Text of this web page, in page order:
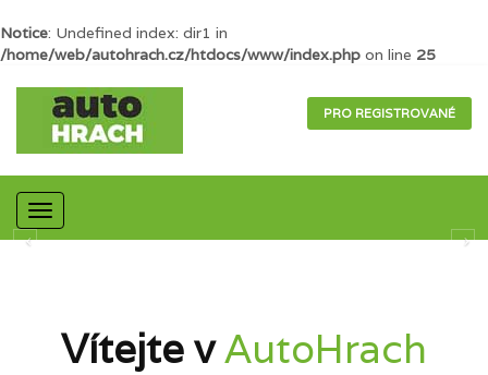
Notice: Undefined index: dir1 in
/home/web/autohrach.cz/htdocs/www/index.php on line 25
PRO REGISTROVANÉ
Mobilní
navigace
Vítejte vAutoHrach